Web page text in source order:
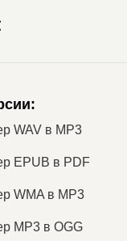
:
WAV в MP3
EPUB в PDF
WMA в MP3
MP3 в OGG